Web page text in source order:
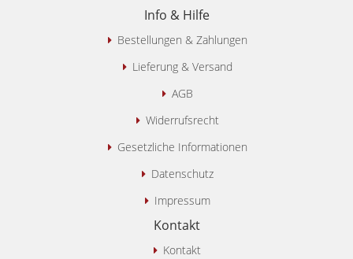
Info & Hilfe
Bestellungen & Zahlungen
Lieferung & Versand
AGB
Widerrufsrecht
Gesetzliche Informationen
Datenschutz
Impressum
Kontakt
Kontakt